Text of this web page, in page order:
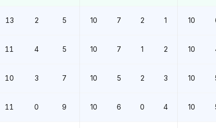
13 2 5 10 7 2 1 10
11 4 5 10 7 1 2 10
10 3 7 10 5 2 3 10
11 0 9 10 6 0 4 10